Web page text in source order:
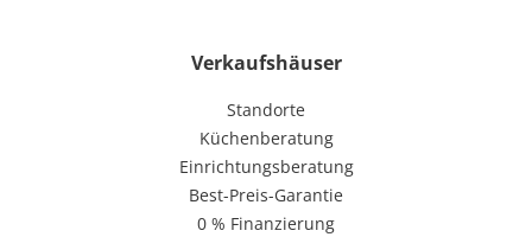
Verkaufshäuser
Standorte
Küchenberatung
Einrichtungsberatung
Best-Preis-Garantie
0 % Finanzierung